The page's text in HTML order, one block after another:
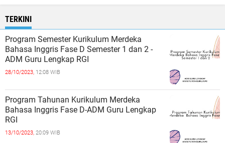
TERKINI
Program Semester Kurikulum Merdeka
Bahasa Inggris Fase D Semester 1 dan 2 -
ADM Guru Lengkap RGI
28/10/2023, 12:08 WIB
Program Tahunan Kurikulum Merdeka
Bahasa Inggris Fase D-ADM Guru Lengkap
RGI
13/10/2023, 20:09 WIB